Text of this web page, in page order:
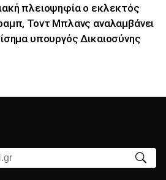
πλειοψηφία ο εκλεκτός
Τοντ Μπλανς αναλαμβάνει
υπουργός Δικαιοσύνης